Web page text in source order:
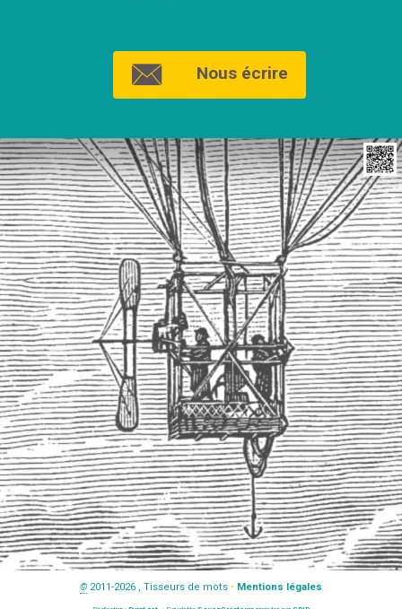
Nous écrire
© 2011-2026 , Tisseurs de mots • Mentions légales